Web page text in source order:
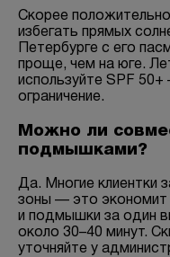
Скорее
избегать прямых
Петербурге с его
проще, чем на юге.
используйте SPF
ограничение.
Можно ли
подмышками?
Да. Многие клиентки
зоны — это экономит
и подмышки за один
около 30–40 минут.
уточняйте у